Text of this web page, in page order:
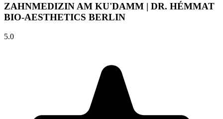
ZAHNMEDIZIN AM KU'DAMM | DR. HÉMMAT
BIO-AESTHETICS BERLIN
5.0